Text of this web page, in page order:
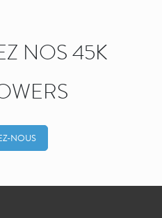
NOS 45K
NOUS